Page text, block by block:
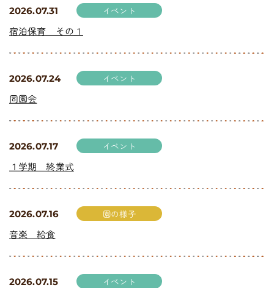
2026.07.31 イベント
宿泊保育 その１
2026.07.24 イベント
同園会
2026.07.17 イベント
１学期 終業式
2026.07.16 園の様子
音楽 給食
2026.07.15 イベント